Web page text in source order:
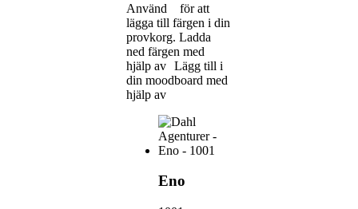
Använd
för att
lägga till färgen i din
provkorg. Ladda
ned färgen med
hjälp av Lägg till i
din moodboard med
hjälp av
Eno